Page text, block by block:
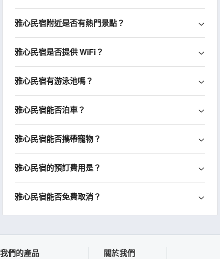
雅心民宿附近是否有熱門景點？
雅心民宿是否提供 WiFi？
雅心民宿有游泳池嗎？
雅心民宿能否泊車？
雅心民宿能否攜帶寵物？
雅心民宿的預訂費用是？
雅心民宿能否免費取消？
我們的產品 關於我們